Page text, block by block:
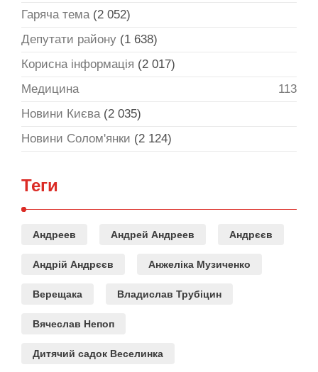
Гаряча тема(2 052)
Депутати району (1 638)
Корисна інформація (2 017)
Медицина
113
Новини Києва(2 035)
Новини Солом'янки (2 124)
Теги
Андреев Андрей Андреев Андрєєв
Андрій Андрєєв Анжеліка Музиченко
Верещака Владислав Трубіцин
Вячеслав Непоп
Дитячий садок Веселинка